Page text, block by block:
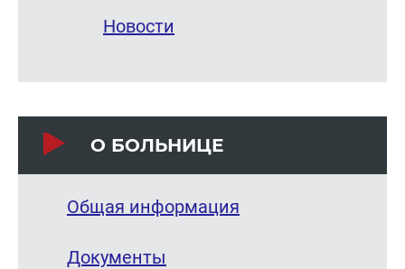
Новости
О БОЛЬНИЦЕ
Общая информация
Документы